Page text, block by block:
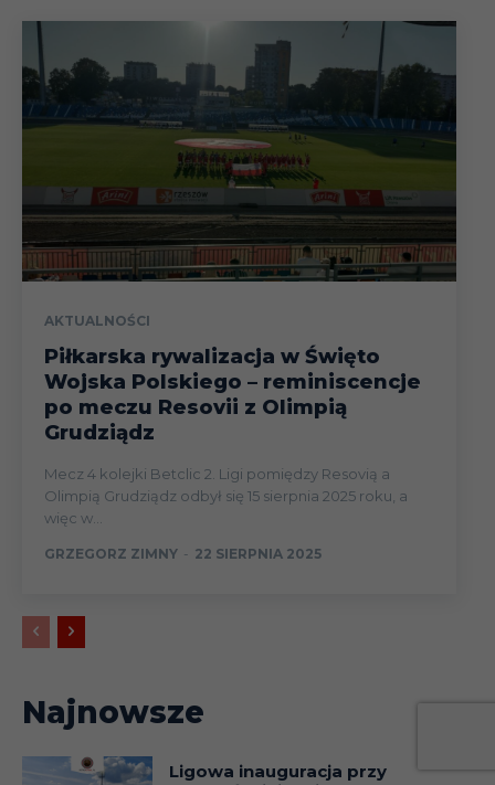
AKTUALNOŚCI
Piłkarska rywalizacja w Święto
Wojska Polskiego – reminiscencje
po meczu Resovii z Olimpią
Grudziądz
Mecz 4 kolejki Betclic 2. Ligi pomiędzy Resovią a
Olimpią Grudziądz odbył się 15 sierpnia 2025 roku, a
więc w...
GRZEGORZ ZIMNY - 22 SIERPNIA 2025
Najnowsze
Ligowa inauguracja przy